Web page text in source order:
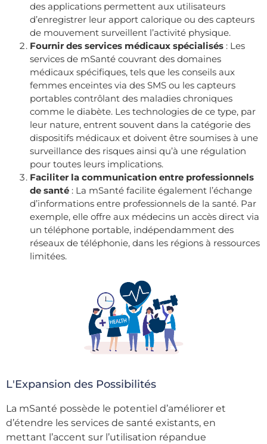
des applications permettent aux utilisateurs
d’enregistrer leur apport calorique ou des capteurs
de mouvement surveillent l’activité physique.
Fournir des services médicaux spécialisés : Les
services de mSanté couvrant des domaines
médicaux spécifiques, tels que les conseils aux
femmes enceintes via des SMS ou les capteurs
portables contrôlant des maladies chroniques
comme le diabète. Les technologies de ce type, par
leur nature, entrent souvent dans la catégorie des
dispositifs médicaux et doivent être soumises à une
surveillance des risques ainsi qu’à une régulation
pour toutes leurs implications.
Faciliter la communication entre professionnels
de santé : La mSanté facilite également l’échange
d’informations entre professionnels de la santé. Par
exemple, elle offre aux médecins un accès direct via
un téléphone portable, indépendamment des
réseaux de téléphonie, dans les régions à ressources
limitées.
L'Expansion des Possibilités
La mSanté possède le potentiel d’améliorer et
d’étendre les services de santé existants, en
mettant l’accent sur l’utilisation répandue